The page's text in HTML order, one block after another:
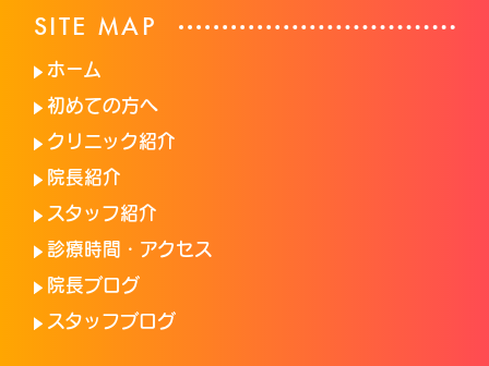
SITE MAP
ホーム
初めての方へ
クリニック紹介
院長紹介
スタッフ紹介
診療時間・アクセス
院長ブログ
スタッフブログ